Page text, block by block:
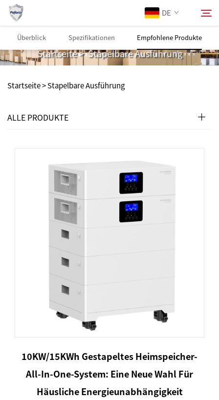
DE
Über Uns
Produkte
Dienstleistungen
Herunterladen
Kontaktieren Sie Uns
Stapelbare Ausführung
Startseite>Stapelbare Ausführung
Startseite >Stapelbare Ausführung
ALLE PRODUKTE
10KW/15KWh Gestapeltes Heimspeicher-
All-In-One-System: Eine Neue Wahl Für
Häusliche Energieunabhängigkeit
Überblick Spezifikationen Empfohlene Produkte